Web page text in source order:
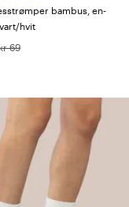
bambus, en-
hvit
69